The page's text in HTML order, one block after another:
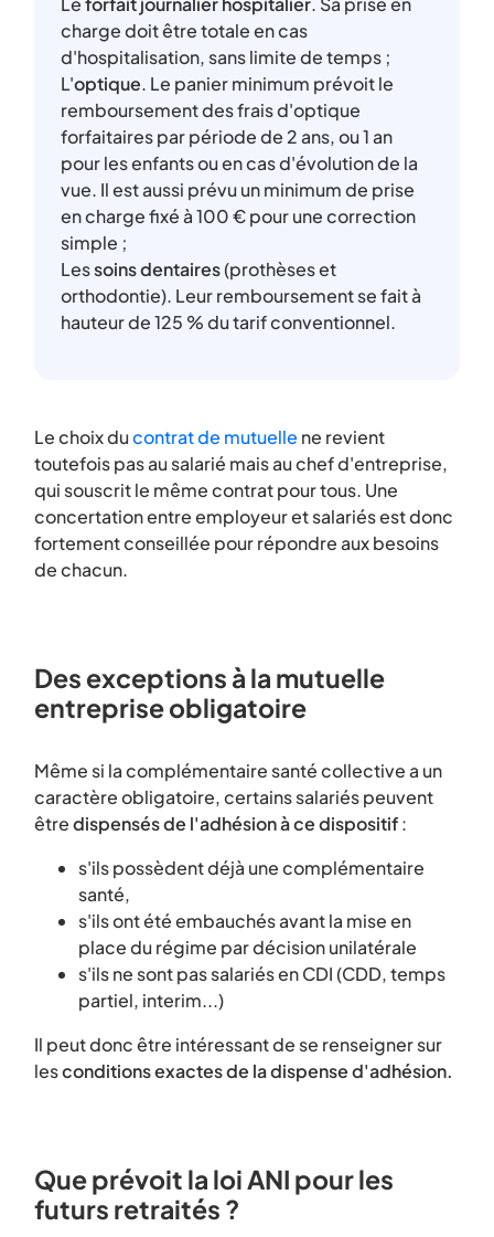
charge doit être totale en cas
d'hospitalisation, sans limite de temps ;
L'optique. Le panier minimum prévoit le
remboursement des frais d'optique
forfaitaires par période de 2 ans, ou 1 an
pour les enfants ou en cas d'évolution de la
vue. Il est aussi prévu un minimum de prise
en charge fixé à 100 € pour une correction
simple ;
Lessoins dentaires(prothèses et
orthodontie). Leur remboursement se fait à
hauteur de 125 % du tarif conventionnel.
Le choix ducontrat de mutuelle ne revient
toutefois pas au salarié mais au chef d'entreprise,
qui souscrit le même contrat pour tous. Une
concertation entre employeur et salariés est donc
fortement conseillée pour répondre aux besoins
de chacun.
Des exceptions à la mutuelle
entreprise obligatoire
Même si la complémentaire santé collective a un
caractère obligatoire, certains salariés peuvent
êtredispensés de l'adhésion à ce dispositif:
s'ils possèdent déjà une complémentaire
santé,
s'ils ont été embauchés avant la mise en
place du régime par décision unilatérale
s'ils ne sont pas salariés en CDI (CDD, temps
partiel, interim...)
Il peut donc être intéressant de se renseigner sur
lesconditions exactes de la dispense d'adhésion.
Que prévoit la loi ANI pour les
futurs retraités ?